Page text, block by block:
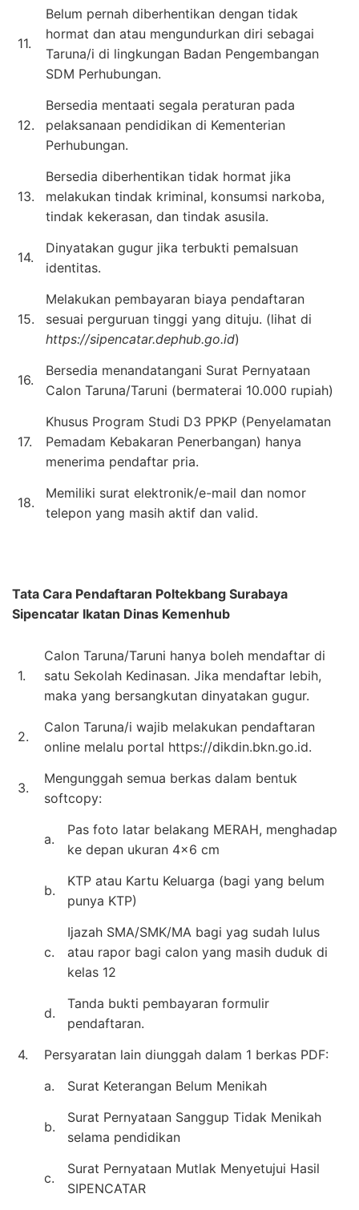
11.
Belum pernah diberhentikan dengan tidak
hormat dan atau mengundurkan diri sebagai
Taruna/i di lingkungan Badan Pengembangan
SDM Perhubungan.
12.
Bersedia mentaati segala peraturan pada
pelaksanaan pendidikan di Kementerian
Perhubungan.
13.
Bersedia diberhentikan tidak hormat jika
melakukan tindak kriminal, konsumsi narkoba,
tindak kekerasan, dan tindak asusila.
14.
Dinyatakan gugur jika terbukti pemalsuan
identitas.
15.
Melakukan pembayaran biaya pendaftaran
sesuai perguruan tinggi yang dituju. (lihat di
https://sipencatar.dephub.go.id)
16.
Bersedia menandatangani Surat Pernyataan
Calon Taruna/Taruni (bermaterai 10.000 rupiah)
17.
Khusus Program Studi D3 PPKP (Penyelamatan
Pemadam Kebakaran Penerbangan) hanya
menerima pendaftar pria.
18.
Memiliki surat elektronik/e-mail dan nomor
telepon yang masih aktif dan valid.
Tata Cara Pendaftaran Poltekbang Surabaya
Sipencatar Ikatan Dinas Kemenhub
1.
Calon Taruna/Taruni hanya boleh mendaftar di
satu Sekolah Kedinasan. Jika mendaftar lebih,
maka yang bersangkutan dinyatakan gugur.
2.
Calon Taruna/i wajib melakukan pendaftaran
online melalu portal https://dikdin.bkn.go.id.
3.
Mengunggah semua berkas dalam bentuk
softcopy:
a.
Pas foto latar belakang MERAH, menghadap
ke depan ukuran 4×6 cm
b.
KTP atau Kartu Keluarga (bagi yang belum
punya KTP)
c.
Ijazah SMA/SMK/MA bagi yag sudah lulus
atau rapor bagi calon yang masih duduk di
kelas 12
d.
Tanda bukti pembayaran formulir
pendaftaran.
4.
Persyaratan lain diunggah dalam 1 berkas PDF:
a.
Surat Keterangan Belum Menikah
b.
Surat Pernyataan Sanggup Tidak Menikah
selama pendidikan
c.
Surat Pernyataan Mutlak Menyetujui Hasil
SIPENCATAR